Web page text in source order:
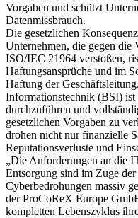
Vorgaben und schützt
Datenmissbrauch.
Die gesetzlichen
Unternehmen, die gegen
ISO/IEC 21964 verstoßen,
Haftungsansprüche und im
Haftung der
Informationstechnik (BSI)
durchzuführen und
gesetzlichen Vorgaben zu
drohen nicht nur finanzielle
Reputationsverluste und
„Die Anforderungen an die
Entsorgung sind im Zuge
Cyberbedrohungen massiv
der ProCoReX Europe
kompletten Lebenszyklus